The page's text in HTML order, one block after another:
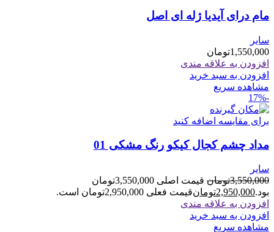
مام درای آیدیا ژله ای اصل
سایر
1,550,000تومان
افزودن به علاقه مندی
افزودن به سبد خرید
مشاهده سریع
-17%
برای مقایسه اضافه کنید
مداد چشم کجال کیکو رنگ مشکی 01
سایر
3,550,000تومان
قیمت اصلی 3,550,000تومان
بود.2,950,000تومانقیمت فعلی 2,950,000تومان است.
افزودن به علاقه مندی
افزودن به سبد خرید
مشاهده سریع